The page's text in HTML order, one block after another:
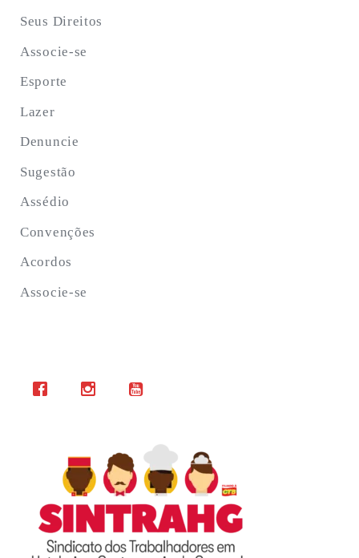
Seus Direitos
Associe-se
Esporte
Lazer
Denuncie
Sugestão
Assédio
Convenções
Acordos
Associe-se